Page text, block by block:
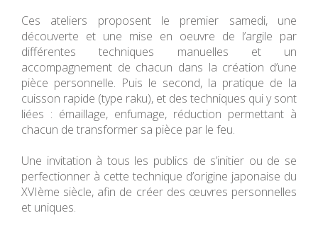
Ces ateliers proposent le premier samedi, une
découverte et une mise en oeuvre de l’argile par
différentes techniques manuelles et un
accompagnement de chacun dans la création d’une
pièce personnelle. Puis le second, la pratique de la
cuisson rapide (type raku), et des techniques qui y sont
liées : émaillage, enfumage, réduction permettant à
chacun de transformer sa pièce par le feu.
Une invitation à tous les publics de s’initier ou de se
perfectionner à cette technique d’origine japonaise du
XVIème siècle, afin de créer des œuvres personnelles
et uniques.